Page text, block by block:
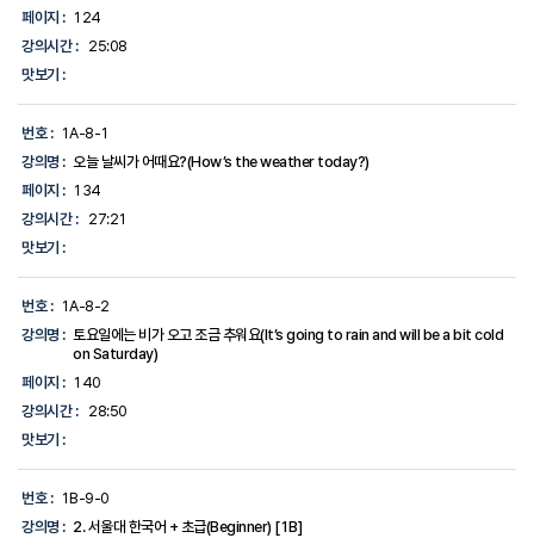
페이지 : 124
강의시간 :
25:08
맛보기 :
번호 : 1A-8-1
강의명 : 오늘 날씨가 어때요?(How’s the weather today?)
페이지 : 134
강의시간 :
27:21
맛보기 :
번호 : 1A-8-2
강의명 : 토요일에는 비가 오고 조금 추워요(It’s going to rain and will be a bit cold
on Saturday)
페이지 : 140
강의시간 :
28:50
맛보기 :
번호 : 1B-9-0
강의명 : 2. 서울대 한국어 + 초급(Beginner) [1B]